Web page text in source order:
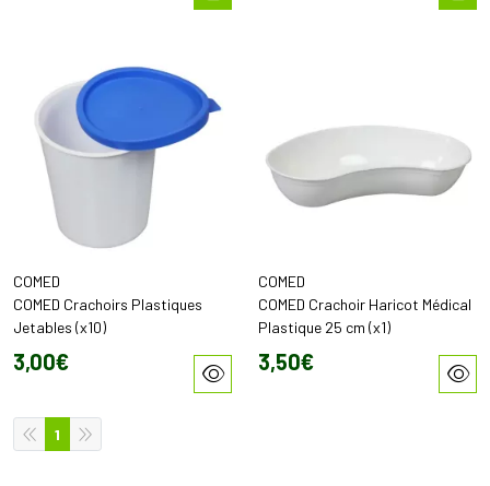
COMED
COMED Crachoirs Plastiques
Jetables (x10)
3,00€
COMED
COMED Crachoir Haricot Médical
Plastique 25 cm (x1)
3,50€
1